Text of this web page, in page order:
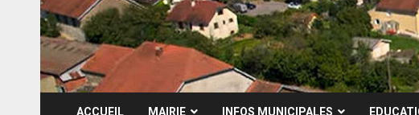
ACCUEIL MAIRIE INFOS MUNICIPALES